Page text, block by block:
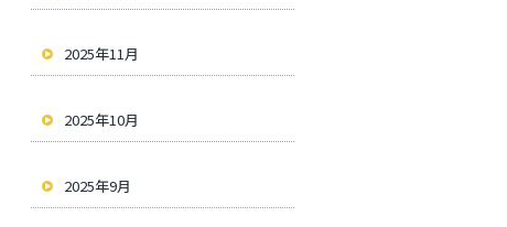
2025年11月
2025年10月
2025年9月